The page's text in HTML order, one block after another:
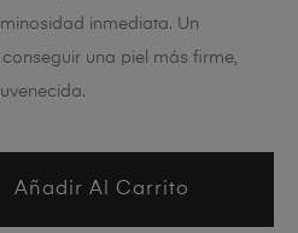
inmediata. Un
una piel más firme,
Añadir Al Carrito